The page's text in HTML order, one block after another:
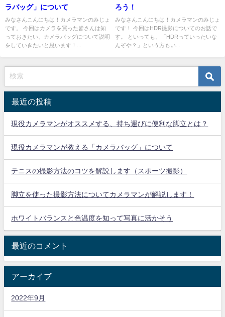
ラバッグ」について
みなさんこんにちは！カメラマンのみじょ
です。 今回はカメラを買った皆さんは知
っておきたい、カメラバッグについて説明
をしていきたいと思います！...
ろう！
みなさんこんにちは！カメラマンのみじょ
です！ 今回はHDR撮影についてのお話で
す。 といっても、「HDRっていったいな
んぞや？」という方もい...
最近の投稿
現役カメラマンがオススメする、持ち運びに便利な脚立とは？
現役カメラマンが教える「カメラバッグ」について
テニスの撮影方法のコツを解説します（スポーツ撮影）
脚立を使った撮影方法についてカメラマンが解説します！
ホワイトバランスと色温度を知って写真に活かそう
最近のコメント
アーカイブ
2022年9月